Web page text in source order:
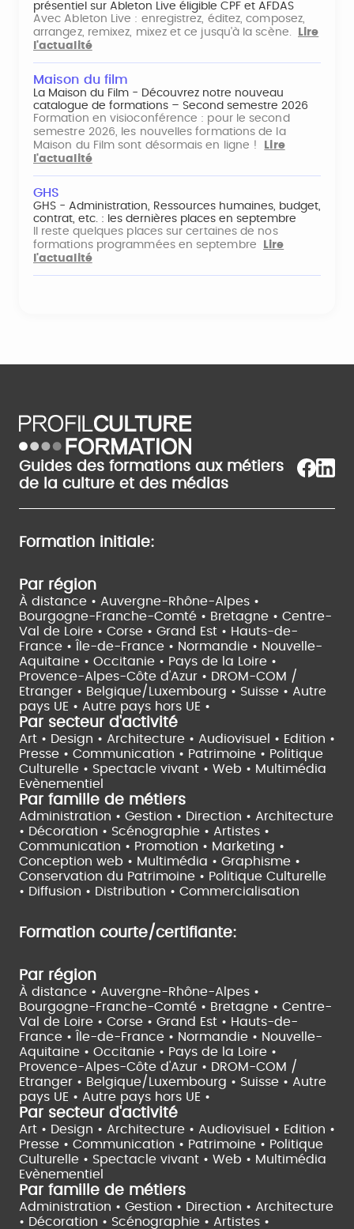
présentiel sur Ableton Live éligible CPF et AFDAS
Avec Ableton Live : enregistrez, éditez, composez,
arrangez, remixez, mixez et ce jusqu'à la scène.
Lire
l'actualité
Maison du film
La Maison du Film - Découvrez notre nouveau
catalogue de formations – Second semestre 2026
Formation en visioconférence : pour le second
semestre 2026, les nouvelles formations de la
Maison du Film sont désormais en ligne !
Lire
l'actualité
GHS
GHS - Administration, Ressources humaines, budget,
contrat, etc. : les dernières places en septembre
Il reste quelques places sur certaines de nos
formations programmées en septembre
Lire
l'actualité
Guides des formations aux métiers
de la culture et des médias
Formation initiale:
Par région
À distance • Auvergne-Rhône-Alpes •
Bourgogne-Franche-Comté • Bretagne • Centre-
Val de Loire • Corse • Grand Est • Hauts-de-
France •
Île-de-France • Normandie • Nouvelle-
Aquitaine • Occitanie • Pays de la Loire •
Provence-Alpes-Côte d'Azur • DROM-COM /
Etranger • Belgique/Luxembourg • Suisse • Autre
pays UE • Autre pays hors UE •
Par secteur d'activité
Art • Design • Architecture • Audiovisuel • Edition •
Presse • Communication • Patrimoine • Politique
Culturelle • Spectacle vivant • Web • Multimédia
Evènementiel
Par famille de métiers
Administration • Gestion • Direction • Architecture
• Décoration • Scénographie • Artistes •
Communication • Promotion • Marketing •
Conception web • Multimédia • Graphisme •
Conservation du Patrimoine • Politique Culturelle
• Diffusion • Distribution • Commercialisation
Formation courte/certifiante:
Par région
À distance • Auvergne-Rhône-Alpes •
Bourgogne-Franche-Comté • Bretagne • Centre-
Val de Loire • Corse • Grand Est • Hauts-de-
France •
Île-de-France • Normandie • Nouvelle-
Aquitaine • Occitanie • Pays de la Loire •
Provence-Alpes-Côte d'Azur • DROM-COM /
Etranger • Belgique/Luxembourg • Suisse • Autre
pays UE • Autre pays hors UE •
Par secteur d'activité
Art • Design • Architecture • Audiovisuel • Edition •
Presse • Communication • Patrimoine • Politique
Culturelle • Spectacle vivant • Web • Multimédia
Evènementiel
Par famille de métiers
Administration • Gestion • Direction • Architecture
• Décoration • Scénographie • Artistes •